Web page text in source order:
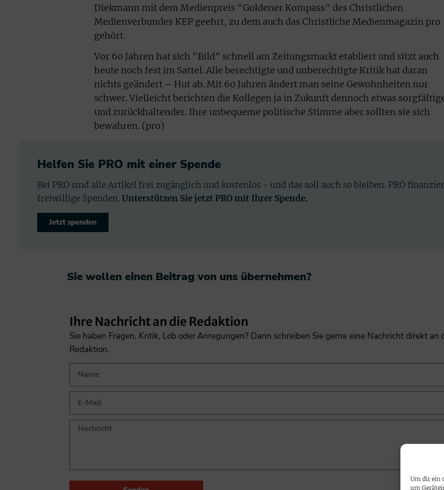
Um dir ein
um
Diekmann mit dem Medienpreis "Goldener Kompass" des Christlichen
Medienverbundes KEP geehrt, zu dem auch das Christliche Medienmagazin pro
gehört.
Vor 60 Jahren hat sich "Bild" schnell am Zeitungsmarkt etabliert und sitzt auch
heute noch fest im Sattel. Alle berechtigte und unberechtigte Kritik hat daran
nichts geändert – Hut ab. Mit 60 Jahren ändert man seine Gewohnheiten nur
schwer. Vielleicht berichten die Kollegen ja in Zukunft dennoch etwas
und zurückhaltender. Ihre unbequeme politische Stimme aber sollten sie sich
bewahren. (pro)
Helfen Sie PRO mit einer Spende
Bei PRO sind alle Artikel frei zugänglich und kostenlos - und das soll auch so bleiben. PRO
freiwillige Spenden. Unterstützen Sie jetzt PRO mit Ihrer Spende.
Jetzt spenden
Sie wollen einen Beitrag von uns übernehmen?​
Ihre Nachricht an die Redaktion
Sie haben Fragen, Kritik, Lob oder Anregungen? Dann schreiben Sie gerne eine Nachricht direkt an
Redaktion.